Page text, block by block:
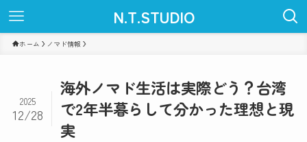
N.T.STUDIO
ホーム ノマド情報
海外ノマド生活は実際どう？台湾
で2年半暮らして分かった理想と現
実
2025
12/28